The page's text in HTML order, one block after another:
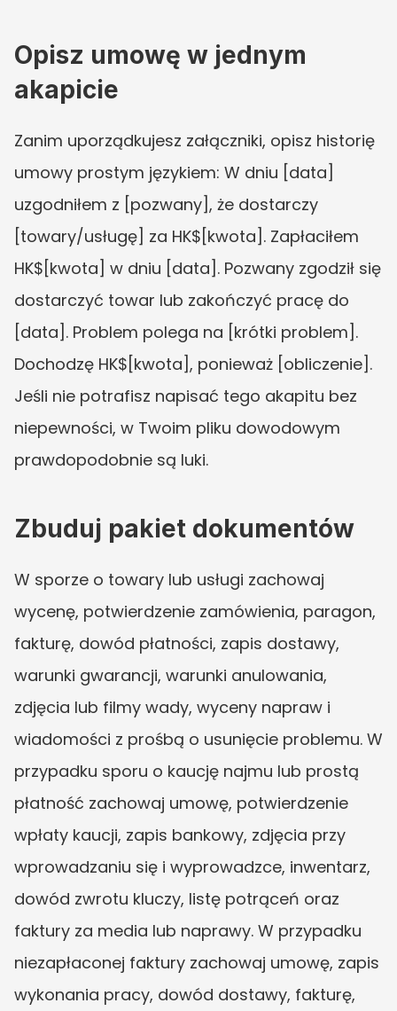
Opisz umowę w jednym
akapicie
Zanim uporządkujesz załączniki, opisz historię
umowy prostym językiem: W dniu [data]
uzgodniłem z [pozwany], że dostarczy
[towary/usługę] za HK$[kwota]. Zapłaciłem
HK$[kwota] w dniu [data]. Pozwany zgodził się
dostarczyć towar lub zakończyć pracę do
[data]. Problem polega na [krótki problem].
Dochodzę HK$[kwota], ponieważ [obliczenie].
Jeśli nie potrafisz napisać tego akapitu bez
niepewności, w Twoim pliku dowodowym
prawdopodobnie są luki.
Zbuduj pakiet dokumentów
W sporze o towary lub usługi zachowaj
wycenę, potwierdzenie zamówienia, paragon,
fakturę, dowód płatności, zapis dostawy,
warunki gwarancji, warunki anulowania,
zdjęcia lub filmy wady, wyceny napraw i
wiadomości z prośbą o usunięcie problemu. W
przypadku sporu o kaucję najmu lub prostą
płatność zachowaj umowę, potwierdzenie
wpłaty kaucji, zapis bankowy, zdjęcia przy
wprowadzaniu się i wyprowadzce, inwentarz,
dowód zwrotu kluczy, listę potrąceń oraz
faktury za media lub naprawy. W przypadku
niezapłaconej faktury zachowaj umowę, zapis
wykonania pracy, dowód dostawy, fakturę,